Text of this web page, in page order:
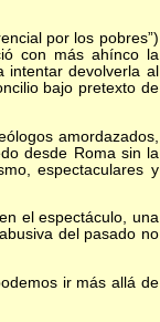
por los pobres”)
con más ahínco la
devolverla al
bajo pretexto de
amordazados,
desde Roma sin la
espectaculares y
el espectáculo, una
del pasado no
ir más allá de